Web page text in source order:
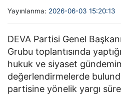
Yayınlanma: 2026-06-03 15:20:13
DEVA Partisi Genel
Grubu toplantısında
hukuk ve siyaset
değerlendirmelerde
partisine yönelik yargı